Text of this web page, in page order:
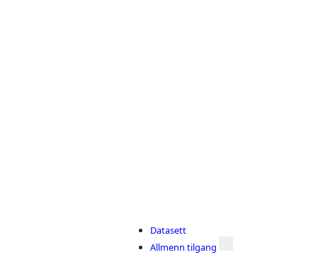
Datasett
Allmenn tilgang